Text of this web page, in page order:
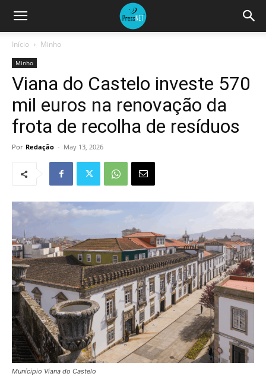
Início Minho
Minho
Viana do Castelo investe 570
mil euros na renovação da
frota de recolha de resíduos
Por Redação - May 13, 2026
Munícipio Viana do Castelo